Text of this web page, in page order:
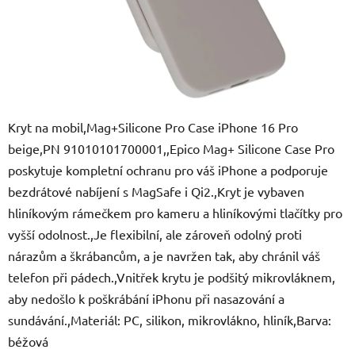
Kryt na mobil,Mag+Silicone Pro Case iPhone 16 Pro
beige,PN 91010101700001,,Epico Mag+ Silicone Case Pro
poskytuje kompletní ochranu pro váš iPhone a podporuje
bezdrátové nabíjení s MagSafe i Qi2.,Kryt je vybaven
hliníkovým rámečkem pro kameru a hliníkovými tlačítky pro
vyšší odolnost.,Je flexibilní, ale zároveň odolný proti
nárazům a škrábancům, a je navržen tak, aby chránil váš
telefon při pádech.,Vnitřek krytu je podšitý mikrovláknem,
aby nedošlo k poškrábání iPhonu při nasazování a
sundávání.,Materiál: PC, silikon, mikrovlákno, hliník,Barva:
béžová